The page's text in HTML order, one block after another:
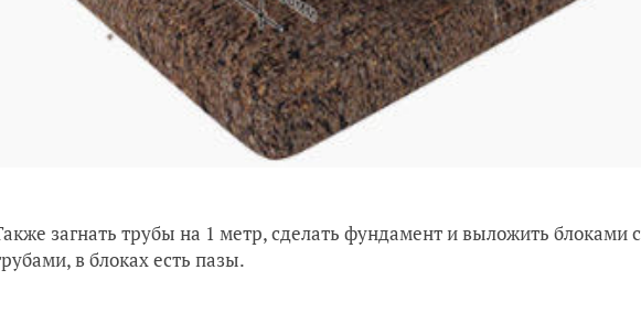
загнать трубы на 1 метр, сделать фундамент и выложить блоками с
в блоках есть пазы.